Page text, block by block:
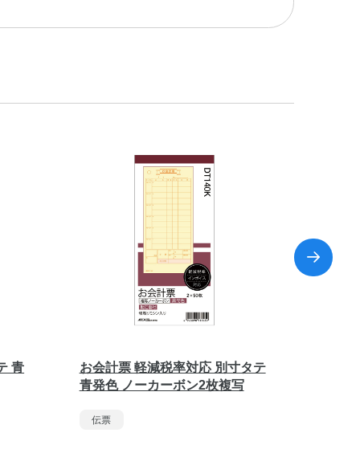
青
お会計票 軽減税率対応 別寸タテ
青発色 ノーカーボン2枚複写
伝票